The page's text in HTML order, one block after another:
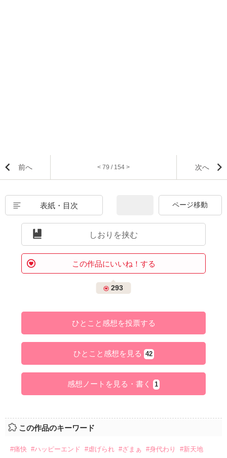
前へ < 79 / 154 > 次へ
表紙・目次
しおりを挟む
この作品にいいね！する
293
ひとこと感想を投票する
ひとこと感想を見る 42
感想ノートを見る・書く 1
この作品のキーワード
#痛快 #ハッピーエンド #虐げられ #ざまぁ #身代わり #新天地